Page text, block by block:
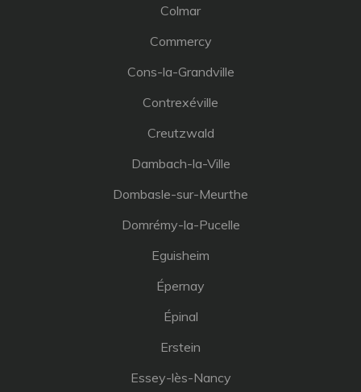
Colmar
Commercy
Cons-la-Grandville
Contrexéville
Creutzwald
Dambach-la-Ville
Dombasle-sur-Meurthe
Domrémy-la-Pucelle
Eguisheim
Épernay
Épinal
Erstein
Essey-lès-Nancy